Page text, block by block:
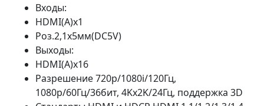
Входы:
HDMI(A)x1
Роз.2,1х5мм(DC5V)
Выходы:
HDMI(A)x16
Разрешение 720p/1080i/120Гц,
1080p/60Гц/36бит, 4Kx2K/24Гц, поддержка 3D